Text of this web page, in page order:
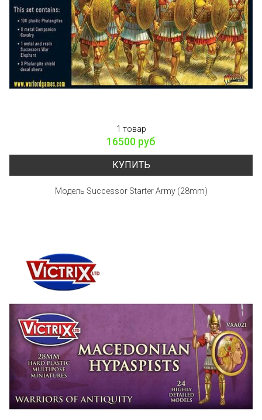
1 товар
16500 руб
КУПИТЬ
Модель Successor Starter Army (28mm)